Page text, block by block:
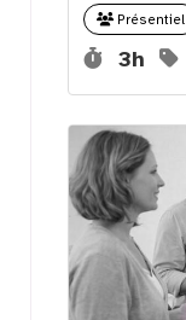
Présentiel
Durée :
3h